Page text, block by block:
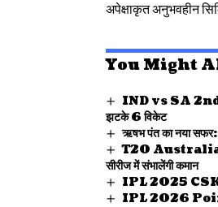
अपेक्षाकृत अनुभवहीन
You Might
IND vs SA 2nd
झटके 6 विकेट
ऋषभ पंत का नया
T20 Australia
सीरीज में संभालेंगी कमान
IPL 2025 CSK vs
IPL 2026 Points